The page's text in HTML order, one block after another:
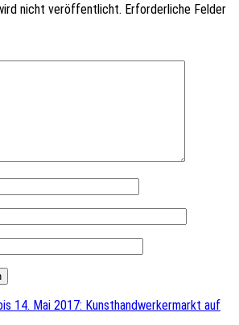
nicht veröffentlicht. Erforderliche Felder
14. Mai 2017: Kunsthandwerkermarkt auf